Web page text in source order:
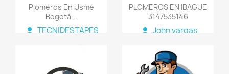
Plomeros En Usme
Bogotá...
person TECNIDESTAPES
PLOMEROS EN IBAGUE
3147535146
person John vargas